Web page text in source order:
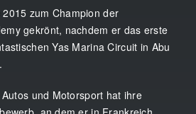
zum Champion der
gekrönt, nachdem er das erste
Yas Marina Circuit in Abu
und Motorsport hat ihre